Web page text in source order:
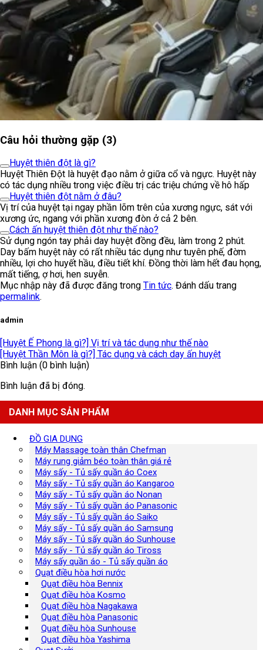
Câu hỏi thường gặp (3)
Huyệt thiên đột là gì?
Huyệt Thiên Đột là huyệt đạo nằm ở giữa cổ và ngực. Huyệt này
có tác dụng nhiều trong việc điều trị các triệu chứng về hô hấp
Huyệt thiên đột nằm ở đâu?
Vị trí của huyệt tại ngay phần lõm trên của xương ngực, sát với
xương ức, ngang với phần xương đòn ở cả 2 bên.
Cách ấn huyệt thiên đột như thế nào?
Sử dụng ngón tay phải day huyệt đồng đều, làm trong 2 phút.
Day bấm huyệt này có rất nhiều tác dụng như tuyên phế, đờm
nhiều, lợi cho huyết hầu, điều tiết khí. Đồng thời làm hết đau họng,
mất tiếng, ợ hơi, hen suyễn.
Mục nhập này đã được đăng trong Tin tức. Đánh dấu trang
permalink.
admin
[Huyệt Ế Phong là gì?] Vị trí và tác dụng như thế nào
[Huyệt Thần Môn là gì?] Tác dụng và cách day ấn huyệt
Bình luận (0 bình luận)
Bình luận đã bị đóng.
DANH MỤC SẢN PHẨM
ĐỒ GIA DỤNG
Máy Massage toàn thân Chefman
Máy rung giảm béo toàn thân giá rẻ
Máy sấy - Tủ sấy quần áo Coex
Máy sấy - Tủ sấy quần áo Kangaroo
Máy sấy - Tủ sấy quần áo Nonan
Máy sấy - Tủ sấy quần áo Panasonic
Máy sấy - Tủ sấy quần áo Saiko
Máy sấy - Tủ sấy quần áo Samsung
Máy sấy - Tủ sấy quần áo Sunhouse
Máy sấy - Tủ sấy quần áo Tiross
Máy sấy quần áo - Tủ sấy quần áo
Quạt điều hòa hơi nước
Quạt điều hòa Bennix
Quạt điều hòa Kosmo
Quạt điều hòa Nagakawa
Quạt điều hòa Panasonic
Quạt điều hòa Sunhouse
Quạt điều hòa Yashima